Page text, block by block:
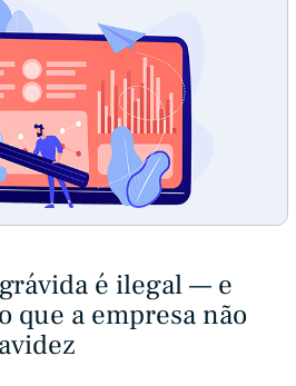
é ilegal — e
que a empresa não